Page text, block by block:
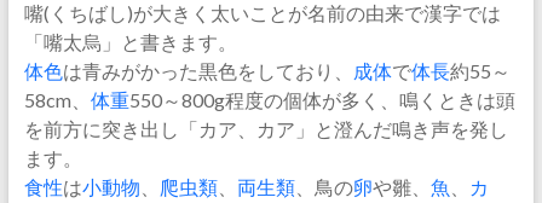
嘴(くちばし)が大きく太いことが名前の由来で漢字では
「嘴太烏」と書きます。
体色は青みがかった黒色をしており、 成体で体長約55～
58cm、 体重550～800g程度の個体が多く、鳴くときは頭
を前方に突き出し「カア、カア」と澄んだ鳴き声を発し
ます。
食性は小動物 爬虫類、 両生類、鳥の卵や雛、 魚
カ